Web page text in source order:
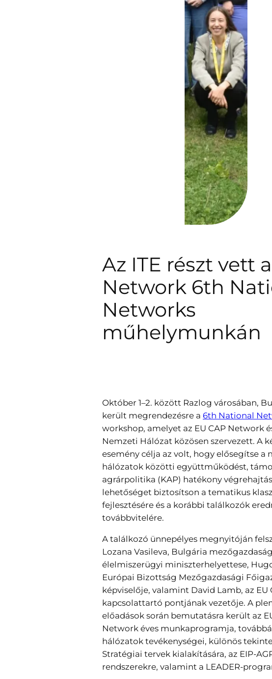
Az ITE részt vett
Network 6th
Networks
műhelymunkán
Október 1–2. között Razlog városában,
került megrendezésre a 6th National
workshop, amelyet az EU CAP Network
Nemzeti Hálózat közösen szervezett. A
esemény célja az volt, hogy elősegítse a
hálózatok közötti együttműködést,
agrárpolitika (KAP) hatékony
lehetőséget biztosítson a tematikus
fejlesztésére és a korábbi találkozók
továbbvitelére.
A találkozó ünnepélyes megnyitóján
Lozana Vasileva, Bulgária
élelmiszerügyi miniszterhelyettese,
Európai Bizottság Mezőgazdasági
képviselője, valamint David Lamb, az EU
kapcsolattartó pontjának vezetője. A
előadások során bemutatásra került az
Network éves munkaprogramja,
hálózatok tevékenységei, különös
Stratégiai tervek kialakítására, az EIP-
rendszerekre, valamint a LEADER-